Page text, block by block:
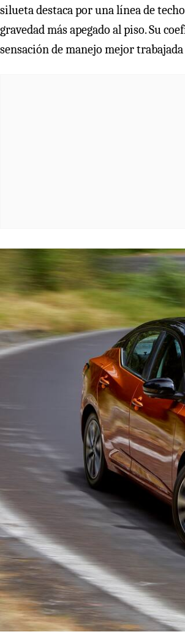
silueta destaca por una línea de
gravedad más apegado al piso. Su
sensación de manejo mejor